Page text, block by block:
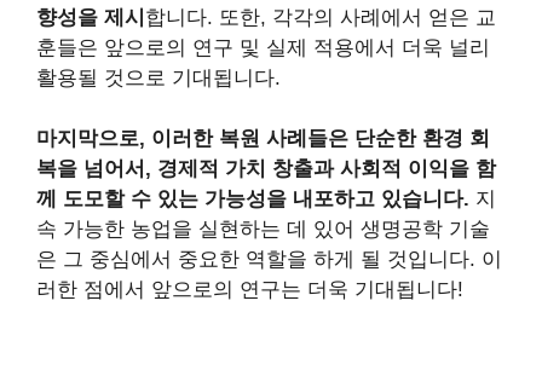
향성을 제시 합니다. 또한, 각각의 사례에서 얻은 교
훈들은 앞으로의 연구 및 실제 적용에서 더욱 널리
활용될 것으로 기대됩니다.
마지막으로, 이러한 복원 사례들은 단순한 환경 회
복을 넘어서, 경제적 가치 창출과 사회적 이익을 함
께 도모할 수 있는 가능성을 내포하고 있습니다. 지
속 가능한 농업을 실현하는 데 있어 생명공학 기술
은 그 중심에서 중요한 역할을 하게 될 것입니다. 이
러한 점에서 앞으로의 연구는 더욱 기대됩니다!